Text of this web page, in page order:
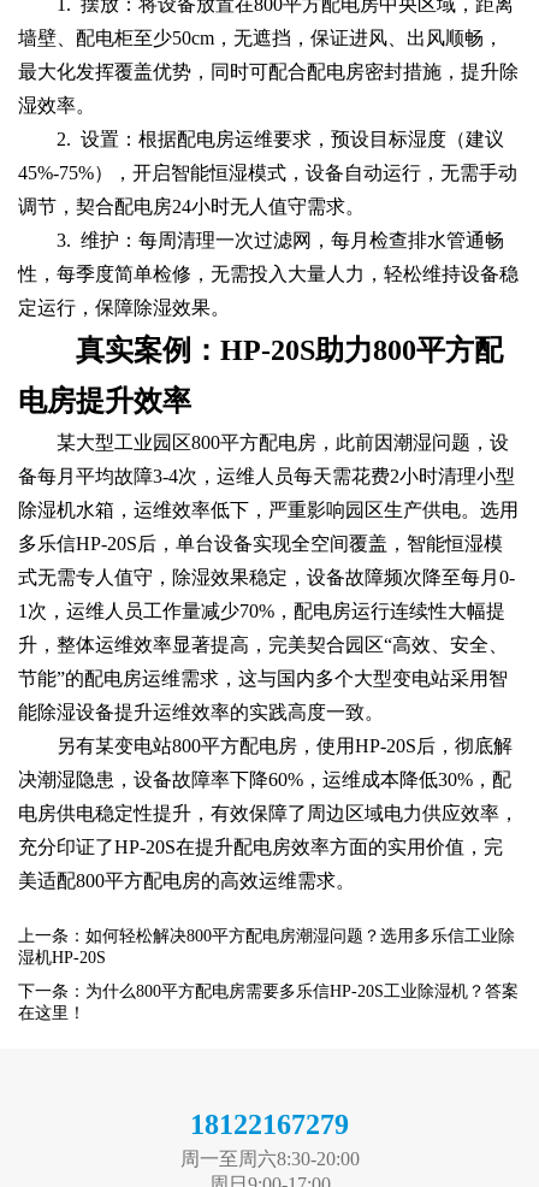
墙壁、配电柜至少50cm，无遮挡，保证进风、出风顺畅，
最大化发挥覆盖优势，同时可配合配电房密封措施，提升除
湿效率。
2. 设置：根据配电房运维要求，预设目标湿度（建议
45%-75%），开启智能恒湿模式，设备自动运行，无需手动
调节，契合配电房24小时无人值守需求。
3. 维护：每周清理一次过滤网，每月检查排水管通畅
性，每季度简单检修，无需投入大量人力，轻松维持设备稳
定运行，保障除湿效果。
真实案例：HP-20S助力800平方配
电房提升效率
某大型工业园区800平方配电房，此前因潮湿问题，设
备每月平均故障3-4次，运维人员每天需花费2小时清理小型
除湿机水箱，运维效率低下，严重影响园区生产供电。选用
多乐信HP-20S后，单台设备实现全空间覆盖，智能恒湿模
式无需专人值守，除湿效果稳定，设备故障频次降至每月0-
1次，运维人员工作量减少70%，配电房运行连续性大幅提
升，整体运维效率显著提高，完美契合园区“高效、安全、
节能”的配电房运维需求，这与国内多个大型变电站采用智
能除湿设备提升运维效率的实践高度一致。
另有某变电站800平方配电房，使用HP-20S后，彻底解
决潮湿隐患，设备故障率下降60%，运维成本降低30%，配
电房供电稳定性提升，有效保障了周边区域电力供应效率，
充分印证了HP-20S在提升配电房效率方面的实用价值，完
美适配800平方配电房的高效运维需求。
上一条：如何轻松解决800平方配电房潮湿问题？选用多乐信工业除
湿机HP-20S
下一条：为什么800平方配电房需要多乐信HP-20S工业除湿机？答案
在这里！
18122167279
周一至周六8:30-20:00